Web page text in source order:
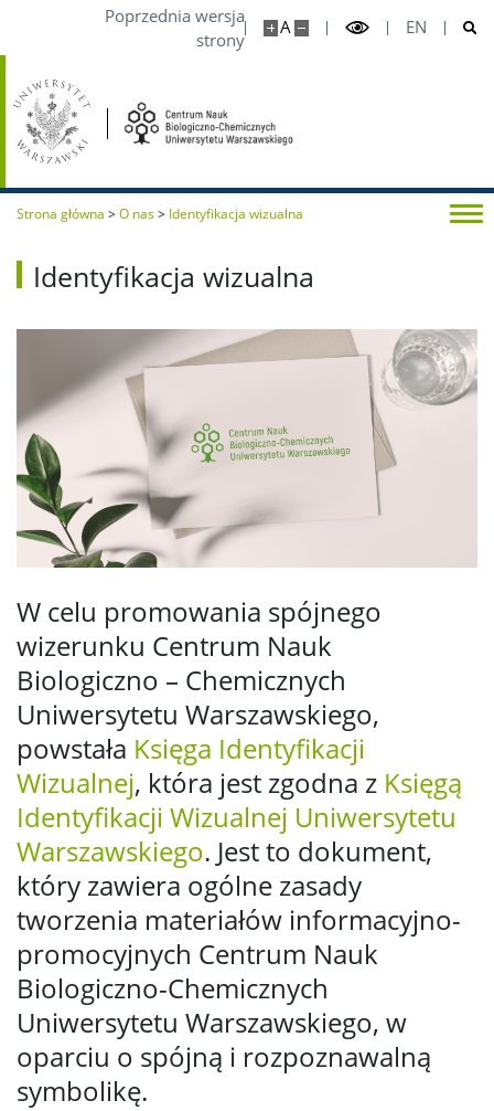
Poprzednia wersja
strony
A EN
Strona główna >O nas> Identyfikacja wizualna
Identyfikacja wizualna
W celu promowania spójnego
wizerunku Centrum Nauk
Biologiczno – Chemicznych
Uniwersytetu Warszawskiego,
powstała Księga Identyfikacji
Wizualnej, która jest zgodna z Księgą
Identyfikacji Wizualnej Uniwersytetu
Warszawskiego. Jest to dokument,
który zawiera ogólne zasady
tworzenia materiałów informacyjno-
promocyjnych Centrum Nauk
Biologiczno-Chemicznych
Uniwersytetu Warszawskiego, w
oparciu o spójną i rozpoznawalną
symbolikę.